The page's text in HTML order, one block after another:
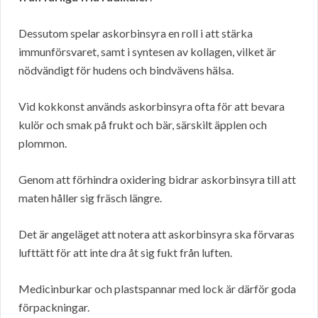
Dessutom spelar askorbinsyra en roll i att stärka
immunförsvaret, samt i syntesen av kollagen, vilket är
nödvändigt för hudens och bindvävens hälsa.
Vid kokkonst används askorbinsyra ofta för att bevara
kulör och smak på frukt och bär, särskilt äpplen och
plommon.
Genom att förhindra oxidering bidrar askorbinsyra till att
maten håller sig fräsch längre.
Det är angeläget att notera att askorbinsyra ska förvaras
lufttätt för att inte dra åt sig fukt från luften.
Medicinburkar och plastspannar med lock är därför goda
förpackningar.